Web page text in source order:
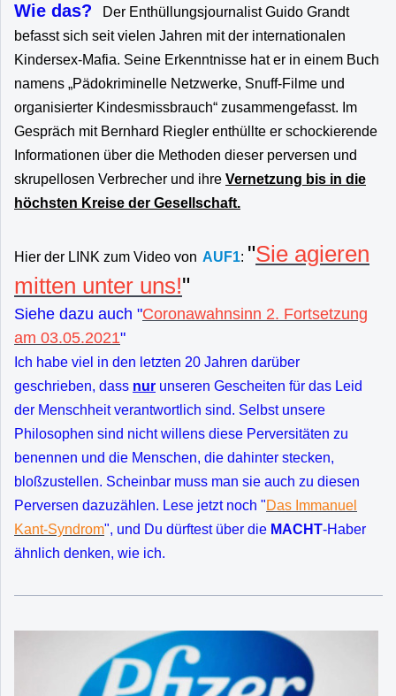
Wie das?
Der Enthüllungsjournalist Guido Grandt
befasst sich seit vielen Jahren mit der internationalen
Kindersex-Mafia. Seine Erkenntnisse hat er in einem Buch
namens „Pädokriminelle Netzwerke, Snuff-Filme und
organisierter Kindesmissbrauch“ zusammengefasst. Im
Gespräch mit Bernhard Riegler enthüllte er schockierende
Informationen über die Methoden dieser perversen und
skrupellosen Verbrecher und ihre Vernetzung bis in die
höchsten Kreise der Gesellschaft.
Hier der LINK zum Video von AUF1: "Sie agieren
mitten unter uns!"
Siehe dazu auch "Coronawahnsinn 2. Fortsetzung
am 03.05.2021"
Ich habe viel in den letzten 20 Jahren darüber
geschrieben, dass nur unseren Gescheiten für das Leid
der Menschheit verantwortlich sind. Selbst unsere
Philosophen sind nicht willens diese Perversitäten zu
benennen und die Menschen, die dahinter stecken,
bloßzustellen. Scheinbar muss man sie auch zu diesen
Perversen dazuzählen. Lese jetzt noch "Das Immanuel
Kant-Syndrom", und Du dürftest über die MACHT-Haber
ähnlich denken, wie ich.